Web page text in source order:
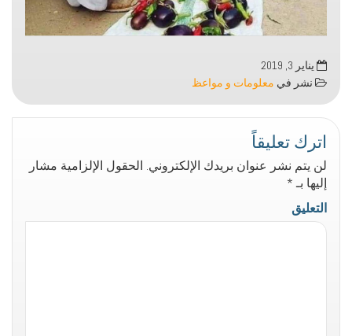
يناير 3, 2019
نشر في معلومات و مواعظ
اترك تعليقاً
لن يتم نشر عنوان بريدك الإلكتروني. الحقول الإلزامية مشار
إليها بـ*
التعليق